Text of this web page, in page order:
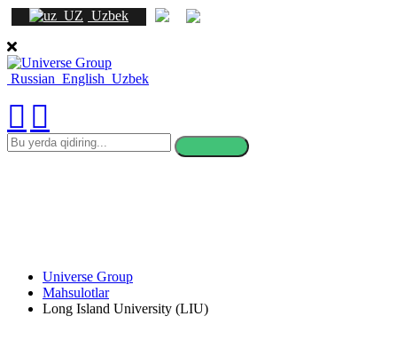
Uzbek
Russian English Uzbek
bu
yerda
Universe Group
Mahsulotlar
Long Island University (LIU)